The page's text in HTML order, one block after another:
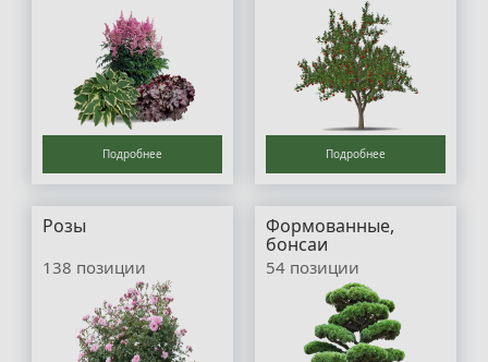
Подробнее Подробнее
Розы
138 позиции
Формованные,
бонсаи
54 позиции